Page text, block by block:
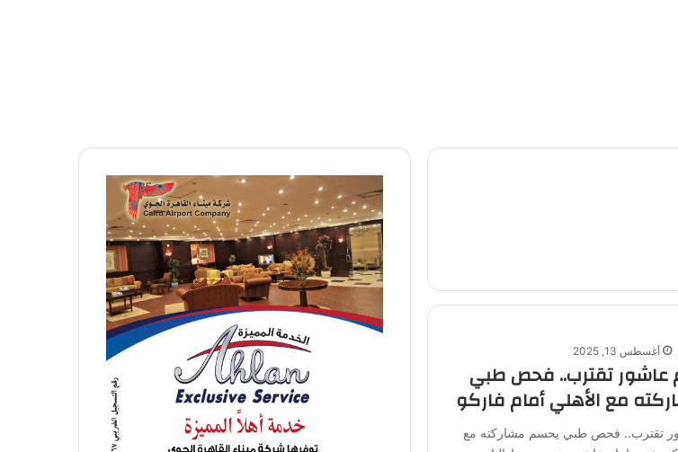
أغسطس 13, 2025
عاشور تقترب.. فحص طبي
مع الأهلي أمام فاركو
تقترب.. فحص طبي يحسم مشاركته مع